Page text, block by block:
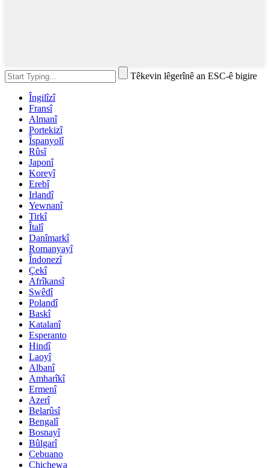
Têkevin lêgerînê an ESC-ê bigire
Îngilîzî
Fransî
Almanî
Portekizî
Îspanyolî
Rûsî
Japonî
Koreyî
Erebî
Irlandî
Yewnanî
Tirkî
Îtalî
Danîmarkî
Romanyayî
Îndonezî
Çekî
Afrîkansî
Swêdî
Polandî
Baskî
Katalanî
Esperanto
Hindî
Laoyî
Albanî
Amharîkî
Ermenî
Azerî
Belarûsî
Bengalî
Bosnayî
Bûlgarî
Cebuano
Chichewa